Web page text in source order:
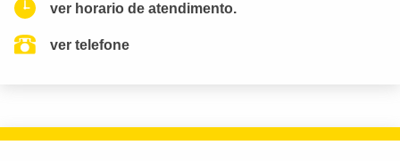
ver horario de atendimento.
ver telefone